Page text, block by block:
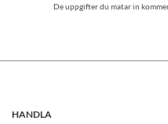
De uppgifter du matar in
HANDLA